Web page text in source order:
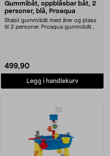
Gummibåt, oppblåsbar båt, 2
personer, blå, Proaqua
Stabil gummibåt med årer og plass
til 2 personer. Proaqua gummibåt
499,90
Legg i handlekurv